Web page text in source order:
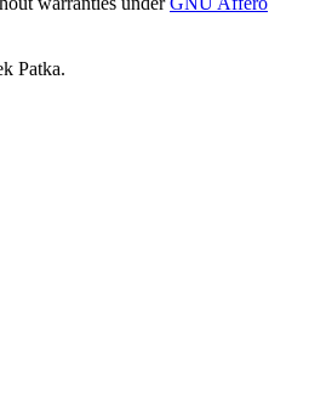
Patka.